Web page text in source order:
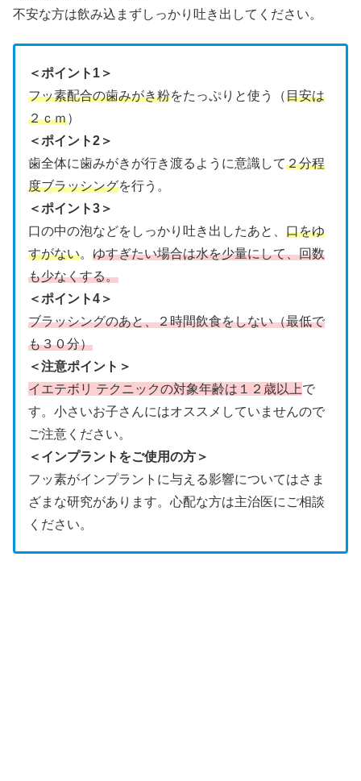
不安な方は飲み込まずしっかり吐き出してください。
＜ポイント1＞
フッ素配合の歯みがき粉をたっぷりと使う（目安は
２ｃｍ）
＜ポイント2＞
歯全体に歯みがきが行き渡るように意識して２分程
度ブラッシングを行う。
＜ポイント3＞
口の中の泡などをしっかり吐き出したあと、 口をゆ
すがない。 ゆすぎたい場合は水を少量にして、回数
も少なくする。
＜ポイント4＞
ブラッシングのあと、２時間飲食をしない（最低で
も３０分）
＜注意ポイント＞
イエテボリ テクニックの対象年齢は１２歳以上で
す。小さいお子さんにはオススメしていませんので
ご注意ください。
＜インプラントをご使用の方＞
フッ素がインプラントに与える影響についてはさま
ざまな研究があります。心配な方は主治医にご相談
ください。